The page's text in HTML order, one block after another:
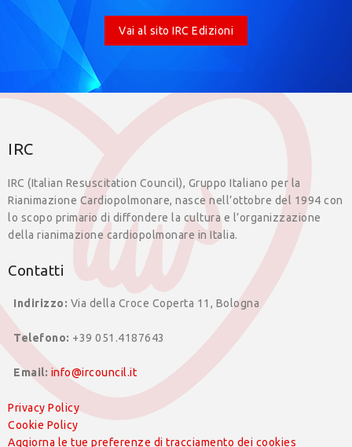
Vai al sito IRC Edizioni
IRC
IRC (Italian Resuscitation Council), Gruppo Italiano per la
Rianimazione Cardiopolmonare, nasce nell’ottobre del 1994 con
lo scopo primario di diffondere la cultura e l’organizzazione
della rianimazione cardiopolmonare in Italia.
Contatti
Indirizzo: Via della Croce Coperta 11, Bologna
Telefono: +39 051.4187643
Email: info@ircouncil.it
Privacy Policy
Cookie Policy
Aggiorna le tue preferenze di tracciamento dei cookies